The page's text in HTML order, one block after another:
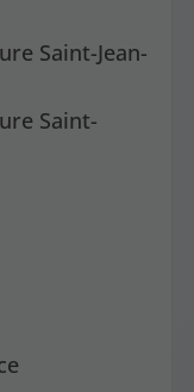
Saint-Jean-
Saint-